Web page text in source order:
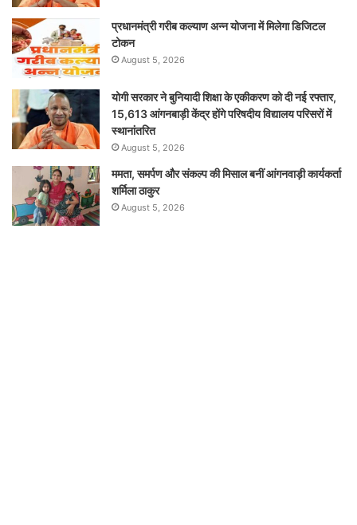
प्रधानमंत्री गरीब कल्याण अन्न योजना में मिलेगा डिजिटल
टोकन
August 5, 2026
योगी सरकार ने बुनियादी शिक्षा के एकीकरण को दी नई रफ्तार,
15,613 आंगनबाड़ी केंद्र होंगे परिषदीय विद्यालय परिसरों में
स्थानांतरित
August 5, 2026
ममता, समर्पण और संकल्प की मिसाल बनीं आंगनवाड़ी कार्यकर्ता
शर्मिला ठाकुर
August 5, 2026